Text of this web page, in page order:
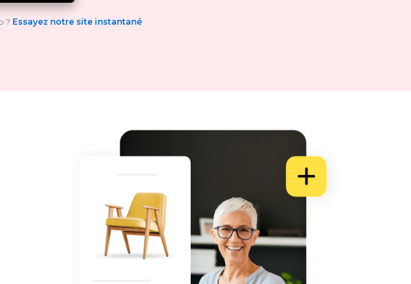
? Essayez notre site instantané